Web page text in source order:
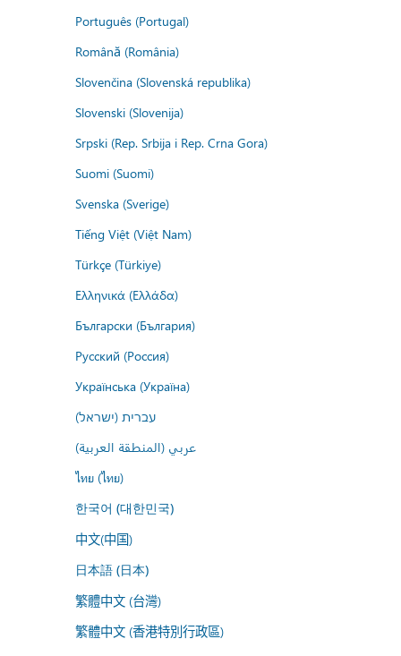
Português (Portugal)
Română (România)
Slovenčina (Slovenská republika)
Slovenski (Slovenija)
Srpski (Rep. Srbija i Rep. Crna Gora)
Suomi (Suomi)
Svenska (Sverige)
Tiếng Việt (Việt Nam)
Türkçe (Türkiye)
Ελληνικά (Ελλάδα)
Български (България)
Русский (Россия)
Українська (Україна)
עברית (ישראל)
عربي (المنطقة العربية)
ไทย (ไทย)
한국어 (대한민국)
中文(中国)
日本語 (日本)
繁體中文 (台灣)
繁體中文 (香港特別行政區)